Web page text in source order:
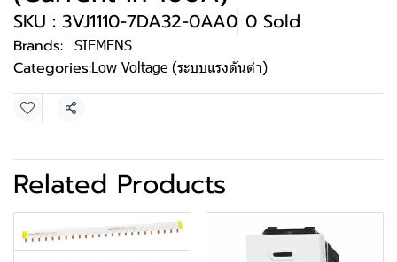
SKU : 3VJ1110-7DA32-0AA0 0 Sold
Brands: SIEMENS
Categories:Low Voltage (ระบบแรงดันต่ำ)
Share
Related Products